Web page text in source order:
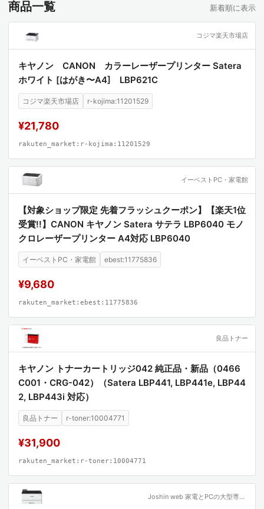
商品一覧 新着順に表示
コジマ楽天市場店
キヤノン CANON カラーレーザープリンター Satera
ホワイト [はがき〜A4] LBP621C
コジマ楽天市場店 r-kojima:11201529
¥21,780
rakuten_market:r-kojima:11201529
イーベストPC・家電館
【対象ショップ限定 先着フラッシュクーポン】【楽天1位
受賞!!】CANON キヤノン Satera サテラ LBP6040 モノ
クロレーザープリンター A4対応 LBP6040
イーベストPC・家電館 ebest:11775836
¥9,680
rakuten_market:ebest:11775836
良品トナー
キヤノン トナーカートリッジ042 純正品・新品（0466
C001・CRG-042）（Satera LBP441, LBP441e, LBP44
2, LBP443i 対応）
良品トナー r-toner:10004771
¥31,900
rakuten_market:r-toner:10004771
Joshin web 家電とPCの大型専門店